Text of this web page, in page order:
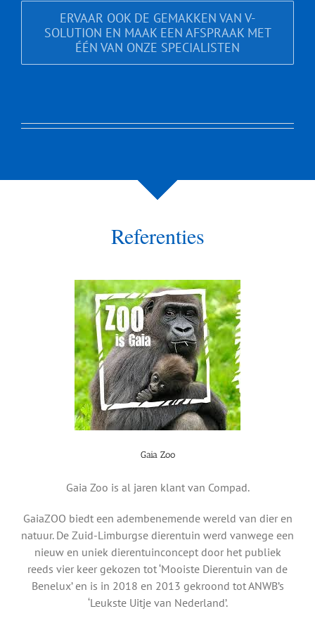
ERVAAR OOK DE GEMAKKEN VAN V-
SOLUTION EN MAAK EEN AFSPRAAK MET
ÉÉN VAN ONZE SPECIALISTEN
Referenties
Gaia Zoo
Gaia Zoo is al jaren klant van Compad.
GaiaZOO biedt een adembenemende wereld van dier en
natuur. De Zuid-Limburgse dierentuin werd vanwege een
nieuw en uniek dierentuinconcept door het publiek
reeds vier keer gekozen tot ‘Mooiste Dierentuin van de
Benelux’ en is in 2018 en 2013 gekroond tot ANWB’s
‘Leukste Uitje van Nederland’.